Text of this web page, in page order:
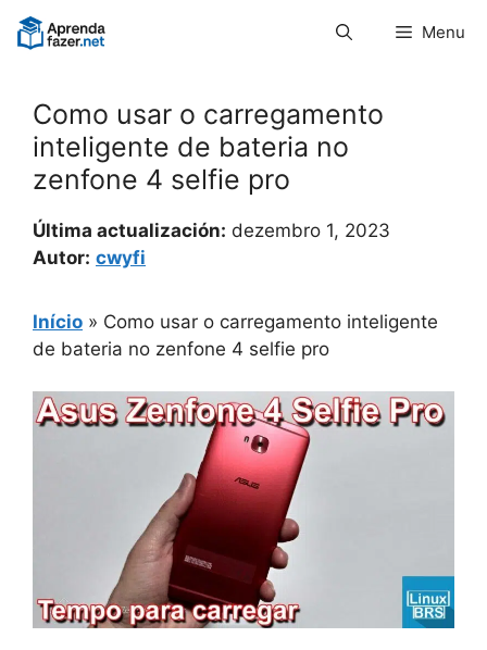
Pular
para
Menu
Como usar o carregamento
inteligente de bateria no
zenfone 4 selfie pro
Última actualización: dezembro 1, 2023
Autor: cwyfi
Início » Como usar o carregamento inteligente
de bateria no zenfone 4 selfie pro